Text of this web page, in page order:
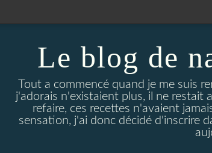
Le blog de
Tout a commencé quand je me suis
j'adorais n'existaient plus, il ne restait
refaire, ces recettes n'avaient
sensation, j'ai donc décidé d'inscrire